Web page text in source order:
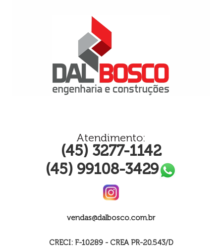
Atendimento:
(45) 3277-1142
(45) 99108-3429
vendas@dalbosco.com.br
CRECI: F-10289 - CREA PR-20.543/D